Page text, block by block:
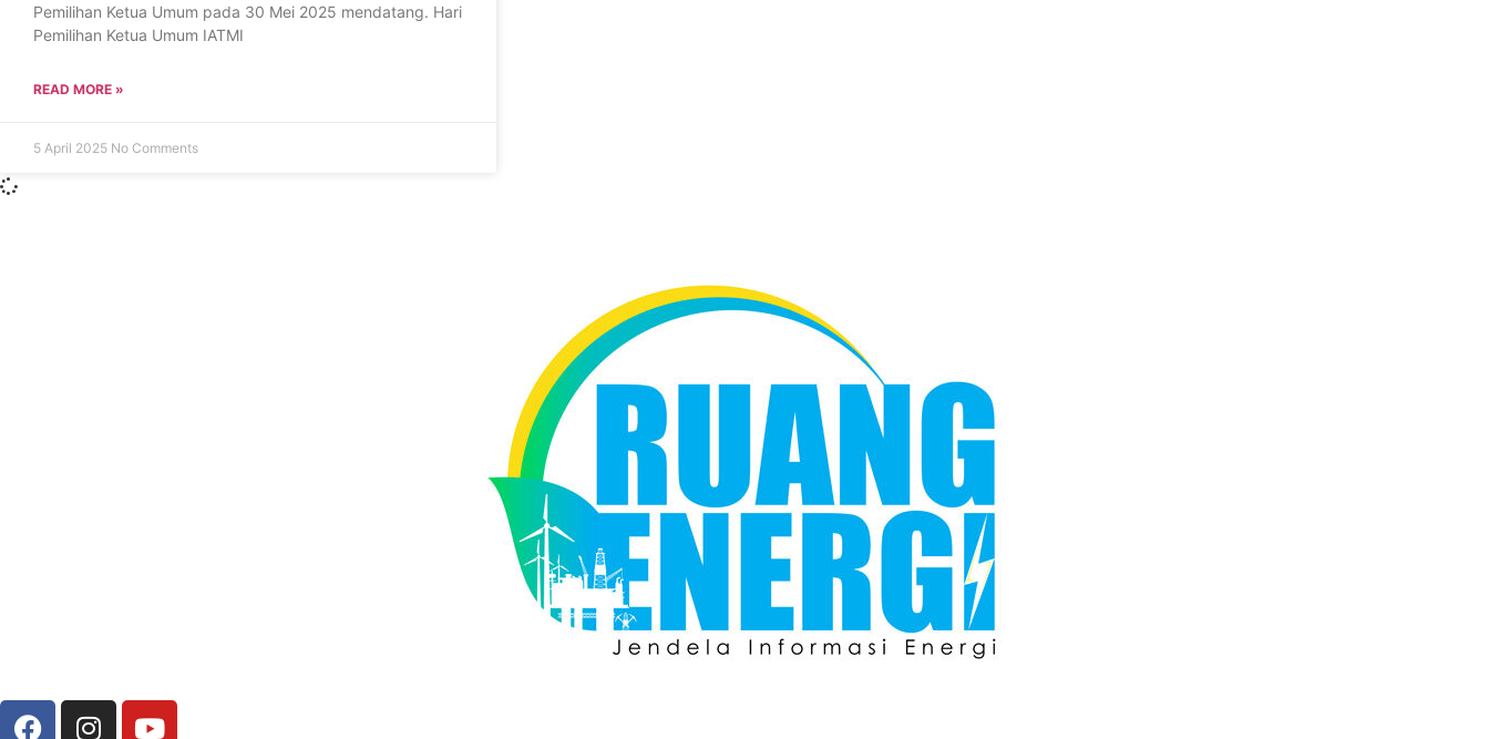
Pemilihan Ketua Umum pada 30 Mei 2025 mendatang. Hari
Pemilihan Ketua Umum IATMI
READ MORE »
5 April 2025 No Comments